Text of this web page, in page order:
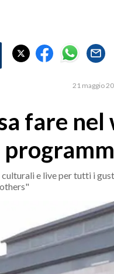
21 maggio
fare nel
e live per tutti i